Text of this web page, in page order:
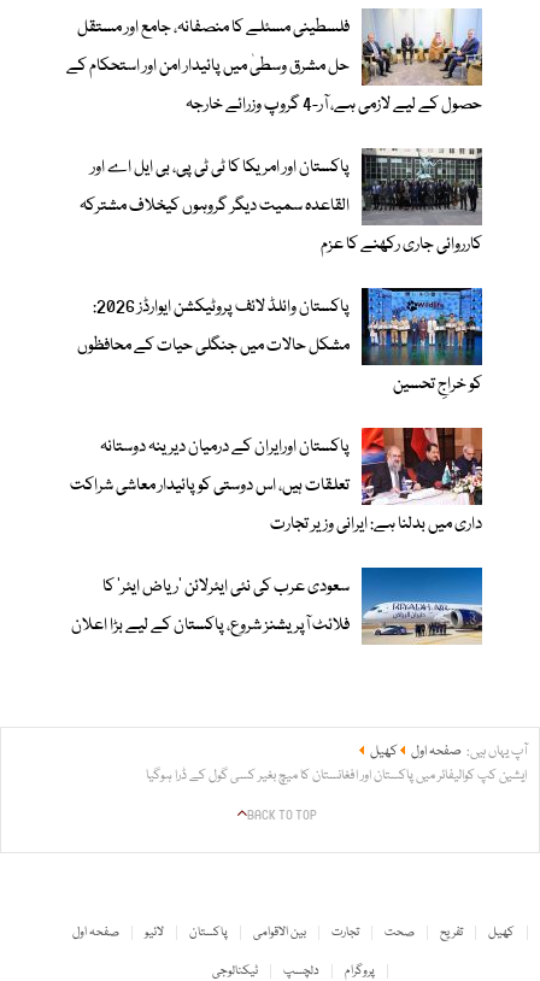
فلسطینی مسئلے کا منصفانہ، جامع اور مستقل
حل مشرق وسطیٰ میں پائیدار امن اور استحکام کے
حصول کے لیے لازمی ہے، آر-4 گروپ وزرائے خارجہ
پاکستان اور امریکا کا ٹی ٹی پی، بی ایل اے اور
القاعدہ سمیت دیگر گروہوں کیخلاف مشترکہ
کارروائی جاری رکھنے کا عزم
پاکستان وائلڈ لائف پروٹیکشن ایوارڈز 2026:
مشکل حالات میں جنگلی حیات کے محافظوں
کو خراجِ تحسین
پاکستان اورایران کے درمیان دیرینہ دوستانہ
تعلقات ہیں، اس دوستی کوپائیدار معاشی شراکت
داری میں بدلنا ہے: ایرانی وزیر تجارت
سعودی عرب کی نئی ایئرلائن ‘ریاض ایئر’ کا
فلائٹ آپریشنز شروع، پاکستان کے لیے بڑا اعلان
آپ یہاں ہیں: صفحہ اول
کھیل
ایشین کپ کوالیفائر میں پاکستان اور افغانستان کا میچ بغیر کسی گول کے ڈرا ہوگیا
BACK TO TOP
صفحہ اول لائیو پاکستان بین الاقوامی تجارت صحت تفریح
کھیل
ٹیکنالوجی
دلچسپ پروگرام